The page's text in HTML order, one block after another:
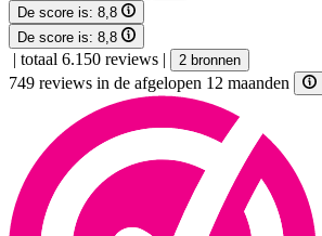
De score is: 8,8
De score is: 8,8
| totaal 6.150 reviews | 2 bronnen
749 reviews in de afgelopen 12 maanden